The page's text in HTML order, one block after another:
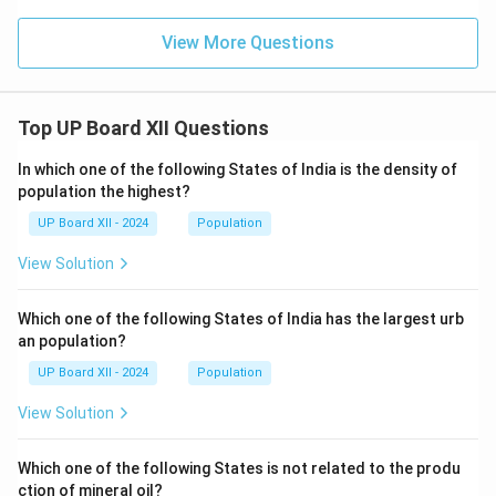
है, बल्कि भविष्य की दिशा भी निर्धारित करता है। साहित्य व्यक्ति को
विचारशील बनाता है, उसे सामाजिक उत्तरदायित्वों के प्रति जागरूक
बिना मानव जीवन अधूरा है और समाज का समुचित विकास संभव नहीं
है।
Download Solution in PDF
View More Questions
Top UP Board XII Questions
In which one of the following States of India is the density of
population the highest?
UP Board XII - 2024 Population
View Solution
Which one of the following States of India has the largest urb
an population?
UP Board XII - 2024 Population
View Solution
Which one of the following States is not related to the produ
ction of mineral oil?